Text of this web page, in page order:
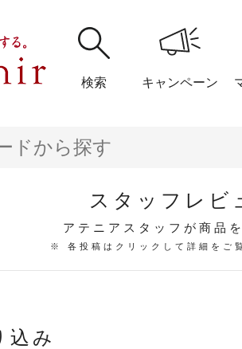
検索 キャンペーン
アテニア
スタッフレビ
アテニアスタッフが商品
※ 各投稿はクリックして詳細をご
込み